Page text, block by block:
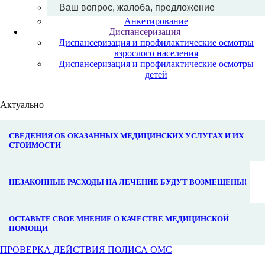
Ваш вопрос, жалоба, предложение
Анкетирование
Диспансеризация
Диспансеризация и профилактические осмотры
взрослого населения
Диспансеризация и профилактические осмотры
детей
Актуально
СВЕДЕНИЯ ОБ ОКАЗАННЫХ МЕДИЦИНСКИХ УСЛУГАХ И ИХ
СТОИМОСТИ
НЕЗАКОННЫЕ РАСХОДЫ НА ЛЕЧЕНИЕ БУДУТ ВОЗМЕЩЕНЫ!
ОСТАВЬТЕ СВОЕ МНЕНИЕ О КАЧЕСТВЕ МЕДИЦИНСКОЙ
ПОМОЩИ
ПРОВЕРКА ДЕЙСТВИЯ ПОЛИСА ОМС